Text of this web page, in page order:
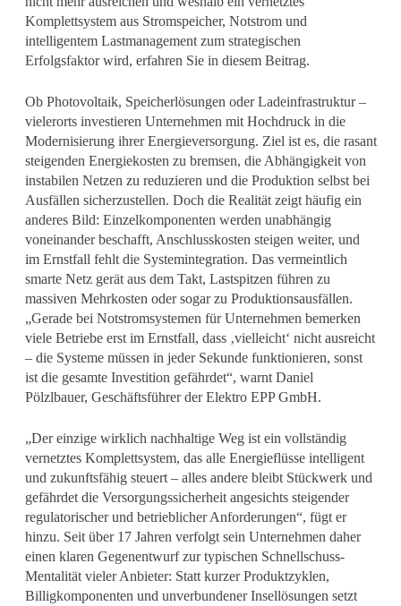
Komplettsystem aus Stromspeicher, Notstrom und
intelligentem Lastmanagement zum strategischen
Erfolgsfaktor wird, erfahren Sie in diesem Beitrag.
Ob Photovoltaik, Speicherlösungen oder Ladeinfrastruktur –
vielerorts investieren Unternehmen mit Hochdruck in die
Modernisierung ihrer Energieversorgung. Ziel ist es, die rasant
steigenden Energiekosten zu bremsen, die Abhängigkeit von
instabilen Netzen zu reduzieren und die Produktion selbst bei
Ausfällen sicherzustellen. Doch die Realität zeigt häufig ein
anderes Bild: Einzelkomponenten werden unabhängig
voneinander beschafft, Anschlusskosten steigen weiter, und
im Ernstfall fehlt die Systemintegration. Das vermeintlich
smarte Netz gerät aus dem Takt, Lastspitzen führen zu
massiven Mehrkosten oder sogar zu Produktionsausfällen.
„Gerade bei Notstromsystemen für Unternehmen bemerken
viele Betriebe erst im Ernstfall, dass ‚vielleicht‘ nicht ausreicht
– die Systeme müssen in jeder Sekunde funktionieren, sonst
ist die gesamte Investition gefährdet“, warnt Daniel
Pölzlbauer, Geschäftsführer der Elektro EPP GmbH.
„Der einzige wirklich nachhaltige Weg ist ein vollständig
vernetztes Komplettsystem, das alle Energieflüsse intelligent
und zukunftsfähig steuert – alles andere bleibt Stückwerk und
gefährdet die Versorgungssicherheit angesichts steigender
regulatorischer und betrieblicher Anforderungen“, fügt er
hinzu. Seit über 17 Jahren verfolgt sein Unternehmen daher
einen klaren Gegenentwurf zur typischen Schnellschuss-
Mentalität vieler Anbieter: Statt kurzer Produktzyklen,
Billigkomponenten und unverbundener Insellösungen setzt